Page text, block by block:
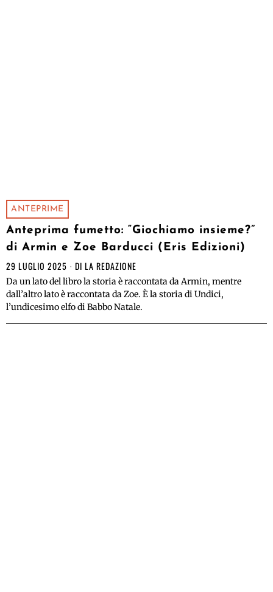
ANTEPRIME
Anteprima fumetto: “Giochiamo insieme?”
di Armin e Zoe Barducci (Eris Edizioni)
29 LUGLIO 2025 DI LA REDAZIONE
Da un lato del libro la storia è raccontata da Armin, mentre
dall’altro lato è raccontata da Zoe. È la storia di Undici,
l’undicesimo elfo di Babbo Natale.